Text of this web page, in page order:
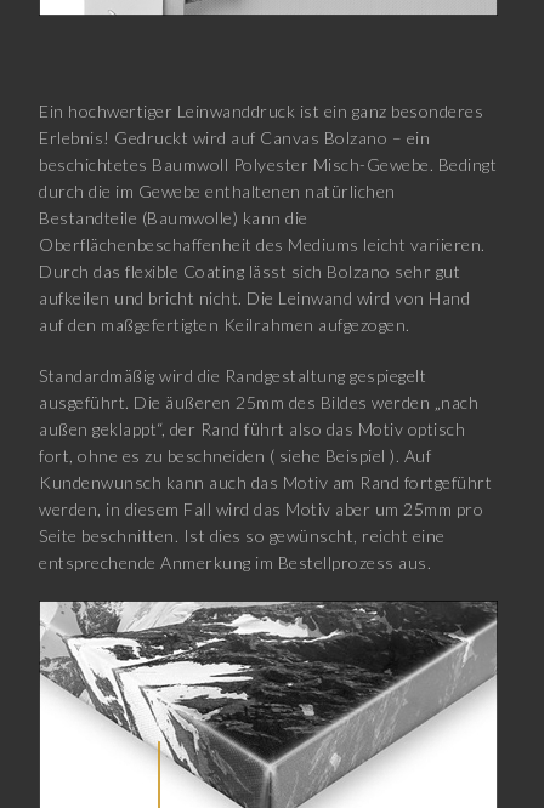
Ein hochwertiger Leinwanddruck ist ein ganz besonderes
Erlebnis! Gedruckt wird auf Canvas Bolzano – ein
beschichtetes Baumwoll Polyester Misch-Gewebe. Bedingt
durch die im Gewebe enthaltenen natürlichen
Bestandteile (Baumwolle) kann die
Oberflächenbeschaffenheit des Mediums leicht variieren.
Durch das flexible Coating lässt sich Bolzano sehr gut
aufkeilen und bricht nicht. Die Leinwand wird von Hand
auf den maßgefertigten Keilrahmen aufgezogen.
Standardmäßig wird die Randgestaltung gespiegelt
ausgeführt. Die äußeren 25mm des Bildes werden „nach
außen geklappt“, der Rand führt also das Motiv optisch
fort, ohne es zu beschneiden ( siehe Beispiel ). Auf
Kundenwunsch kann auch das Motiv am Rand fortgeführt
werden, in diesem Fall wird das Motiv aber um 25mm pro
Seite beschnitten. Ist dies so gewünscht, reicht eine
entsprechende Anmerkung im Bestellprozess aus.